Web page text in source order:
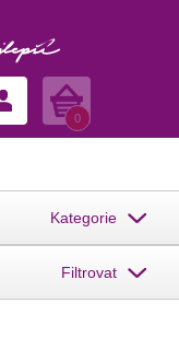
Košík
0
Kategorie
Filtrovat